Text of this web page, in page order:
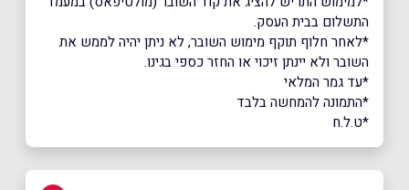
התשלום בבית העסק.
*לאחר חלוף תוקף מימוש השובר, לא ניתן יהיה לממש את
השובר ולא יינתן זיכוי או החזר כספי בגינו.
*עד גמר המלאי
*התמונה להמחשה בלבד
*ט.ל.ח